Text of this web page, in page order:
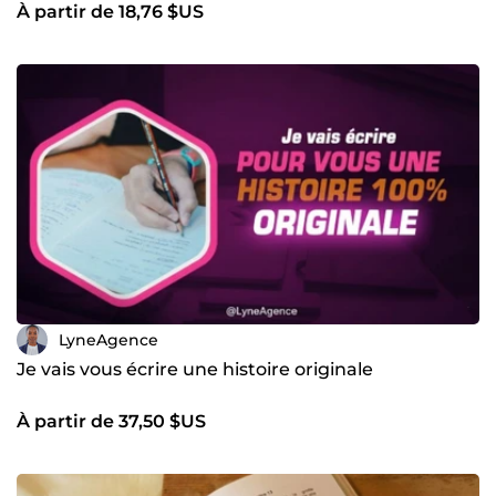
À partir de 18,76 $US
LyneAgence
Je vais vous écrire une histoire originale
À partir de 37,50 $US